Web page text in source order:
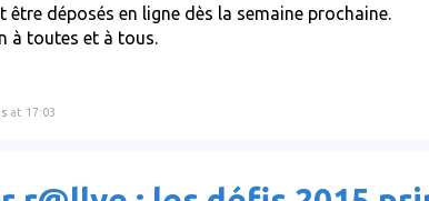
être déposés en ligne dès la semaine prochaine.
à toutes et à tous.
at 17:03